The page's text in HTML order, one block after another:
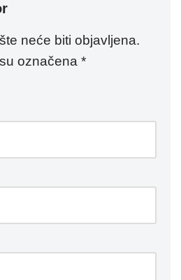
neće biti objavljena.
označena *